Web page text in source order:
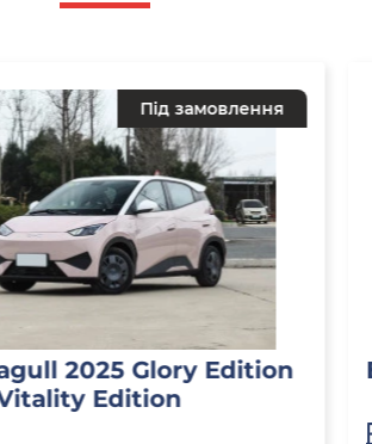
Під замовлення
2025 Glory Edition
Edition